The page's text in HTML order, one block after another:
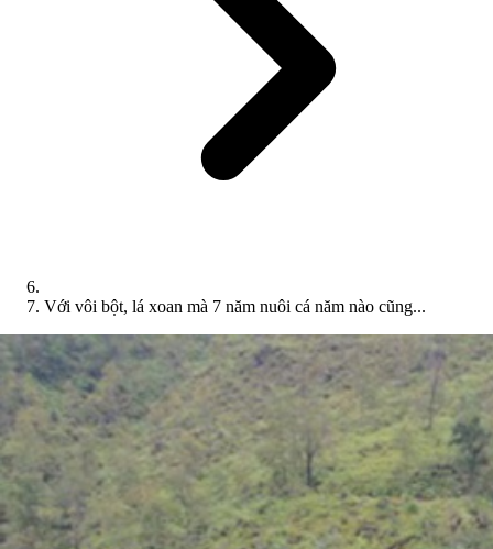
Với vôi bột, lá xoan mà 7 năm nuôi cá năm nào cũng...